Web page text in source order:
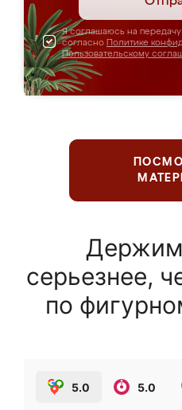
Я соглашаюсь на
согласно Политике
Пользовательскому
Держим
серьезнее,
по
5.0 5.0